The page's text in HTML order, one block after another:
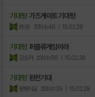
기대평 가즈게이트 기대평
炸炎 조회수:49 | 15.02.28
기대평 퍼즐류게임이라
김승커 조회수:56 | 15.02.28
기대평 완전기대
팡팡이요 조회수:39 | 15.02.28